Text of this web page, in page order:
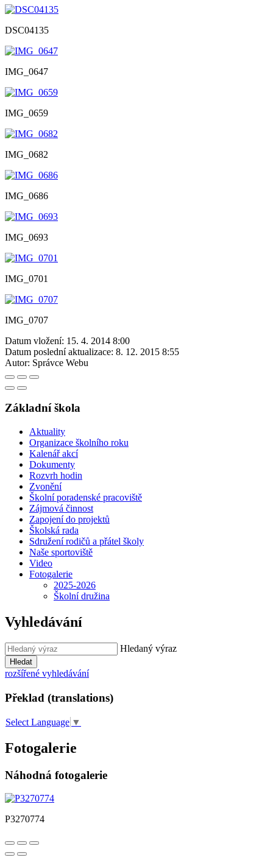
DSC04135
IMG_0647
IMG_0659
IMG_0682
IMG_0686
IMG_0693
IMG_0701
IMG_0707
Datum vložení: 15. 4. 2014 8:00
Datum poslední aktualizace: 8. 12. 2015 8:55
Autor: Správce Webu
Základní škola
Aktuality
Organizace školního roku
Kalenář akcí
Dokumenty
Rozvrh hodin
Zvonění
Školní poradenské pracoviště
Zájmová činnost
Zapojení do projektů
Školská rada
Sdružení rodičů a přátel školy
Naše sportoviště
Video
Fotogalerie
2025-2026
Školní družina
Vyhledávání
Hledaný výraz
Hledat
rozšířené vyhledávání
Překlad (translations)
Select Language ▼
Fotogalerie
Náhodná fotogalerie
P3270774